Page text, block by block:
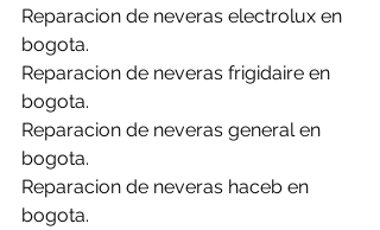
Reparacion de neveras electrolux en
bogota.
Reparacion de neveras frigidaire en
bogota.
Reparacion de neveras general en
bogota.
Reparacion de neveras haceb en
bogota.